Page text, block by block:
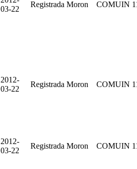
03-22
Registrada Moron COMUIN
2012-
03-22
Registrada Moron COMUIN
2012-
03-22
Registrada Moron COMUIN